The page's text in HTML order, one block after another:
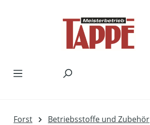
Forst
Betriebsstoffe und Zubehör